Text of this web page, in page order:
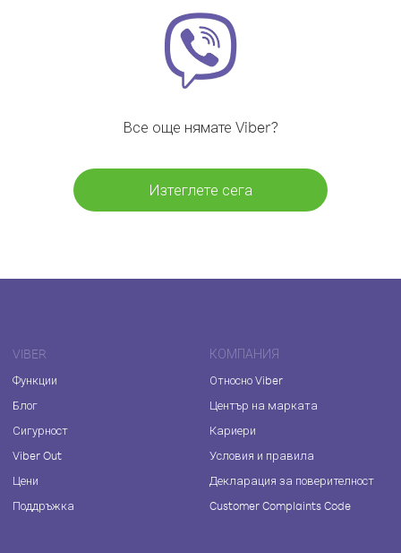
Все още нямате Viber?
Изтеглете сега
VIBER
Функции
Блог
Сигурност
Viber Out
Цени
Поддръжка
КОМПАНИЯ
Относно Viber
Център на марката
Кариери
Условия и правила
Декларация за поверителност
Customer Complaints Code